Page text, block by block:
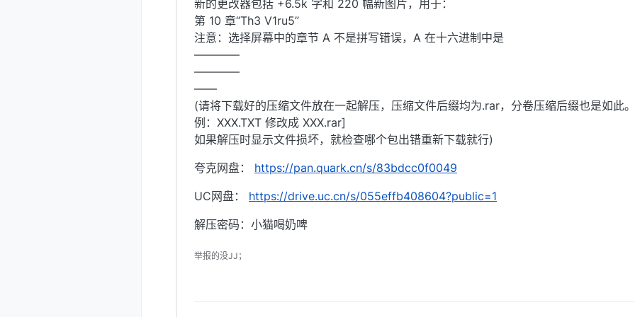
新的更改器包括 +6.5k 字和 220 幅新图片，用于：
第 10 章“Th3 V1ru5”
注意：选择屏幕中的章节 A 不是拼写错误，A 在十六进制中是
————
————
——
(请将下载好的压缩文件放在一起解压，压缩文件后缀均为.rar，分卷压缩后缀也是如此
例：XXX.TXT 修改成 XXX.rar]
如果解压时显示文件损坏，就检查哪个包出错重新下载就行)
夸克网盘： https://pan.quark.cn/s/83bdcc0f0049
UC网盘： https://drive.uc.cn/s/055effb408604?public=1
解压密码：小猫喝奶啤
举报的没JJ；